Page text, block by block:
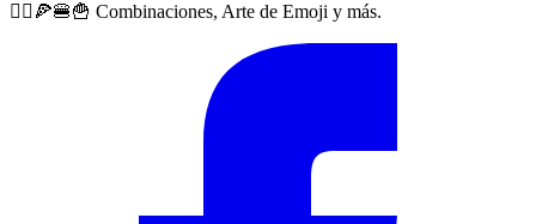
🙅‍♀️🍕🍔🍟 Combinaciones, Arte de Emoji y más.